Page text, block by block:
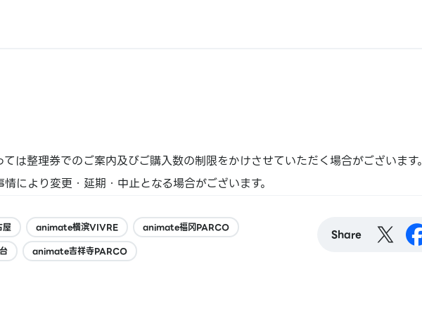
は整理券でのご案内及びご購入数の制限をかけさせていただく場合がございます。
により変更・延期・中止となる場合がございます。
animate横滨VIVRE
animate福冈PARCO
animate吉祥寺PARCO
Share